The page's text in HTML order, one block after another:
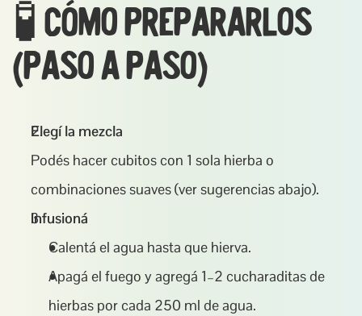
🧪 Cómo prepararlos
(paso a paso)
Elegí la mezcla
Podés hacer cubitos con 1 sola hierba o
combinaciones suaves (ver sugerencias abajo).
Infusioná
Calentá el agua hasta que hierva.
Apagá el fuego y agregá 1–2 cucharaditas de
hierbas por cada 250 ml de agua.